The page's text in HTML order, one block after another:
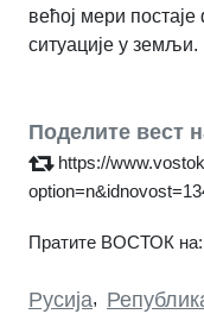
већој мери
ситуације у земљи.
Поделите вест
https://
Пратите ВОСТОК на:
Русија,